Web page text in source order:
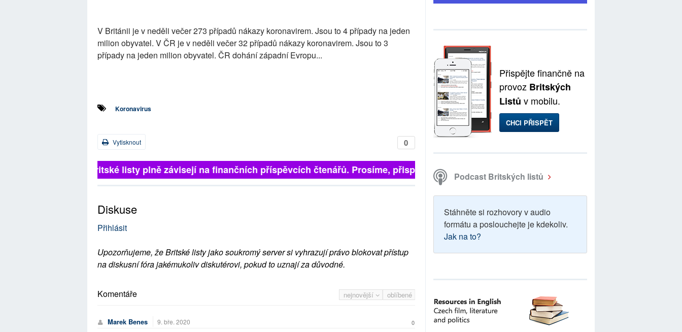
V Británii je v neděli večer 273 případů nákazy koronavirem. Jsou to 4 případy na jeden
milion obyvatel. V ČR je v neděli večer 32 případů nákazy koronavirem. Jsou to 3
případy na jeden milion obyvatel. ČR dohání západní Evropu...
Koronavirus
0
Vytisknout
Britské listy plně závisejí na finančních příspěvcích čtenářů. Prosíme, přispějte. ➥
Diskuse
Přihlásit
Upozorňujeme, že Britské listy jako soukromý server si vyhrazují právo blokovat přístup
na diskusní fóra jakémukoliv diskutérovi, pokud to uznají za důvodné.
nejnovější oblíbené
Komentáře
Marek Benes 9. bře. 2020 0
Přispějte finančně na
provoz Britských
Listů v mobilu.
CHCI PŘISPĚT
Podcast Britských listů
Stáhněte si rozhovory v audio
formátu a poslouchejte je kdekoliv.
Jak na to?